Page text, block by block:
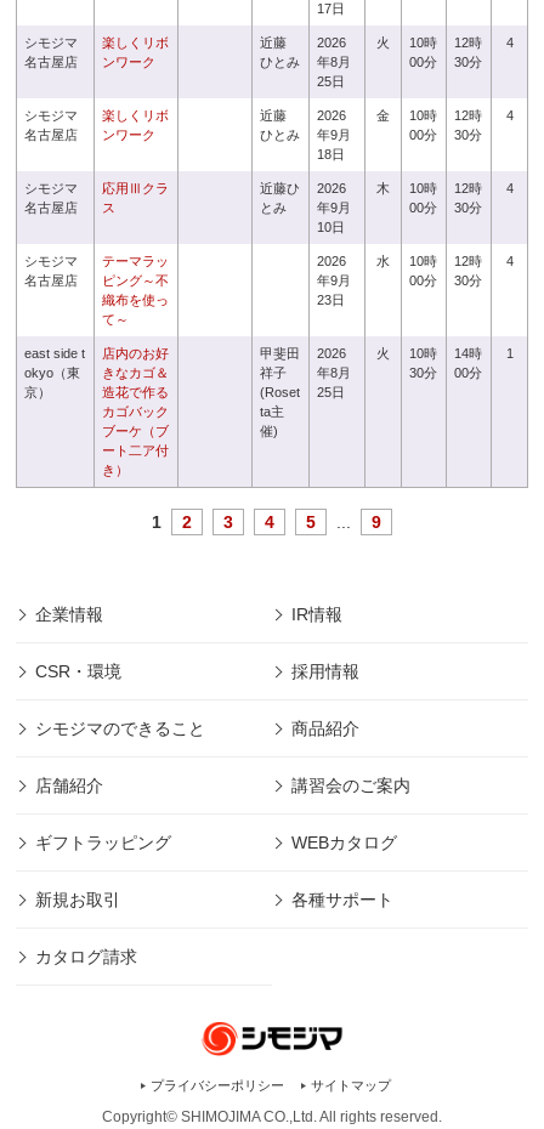
17日
シモジマ
名古屋店
楽しくリボ
ンワーク
近藤
ひとみ
2026
年8月
25日
火
10時
00分
12時
30分
4
シモジマ
名古屋店
楽しくリボ
ンワーク
近藤
ひとみ
2026
年9月
18日
金
10時
00分
12時
30分
4
シモジマ
名古屋店
応用Ⅲクラ
ス
近藤ひ
とみ
2026
年9月
10日
木
10時
00分
12時
30分
4
シモジマ
名古屋店
テーマラッ
ピング～不
織布を使っ
て～
2026
年9月
23日
水
10時
00分
12時
30分
4
east side t
okyo（東
京）
店内のお好
きなカゴ＆
造花で作る
カゴバック
ブーケ（ブ
ート二ア付
き）
甲斐田
祥子
(Roset
ta主
催)
2026
年8月
25日
火
10時
30分
14時
00分
1
1 2 3 4 5 9
企業情報 IR情報
CSR・環境 採用情報
シモジマのできること 商品紹介
店舗紹介 講習会のご案内
ギフトラッピング WEBカタログ
新規お取引 各種サポート
カタログ請求
プライバシーポリシー サイトマップ
Copyright© SHIMOJIMA CO.,Ltd. All rights reserved.